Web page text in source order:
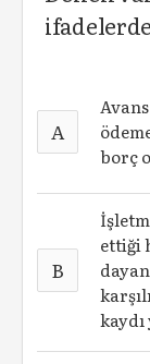
A
borç
B
ettiği
kaydı